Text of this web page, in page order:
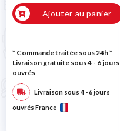
Ajouter au panier
* Commande traitée sous 24h*
Livraison gratuite sous 4 - 6 jours
ouvrés
Livraison sous 4 - 6 jours
ouvrés France